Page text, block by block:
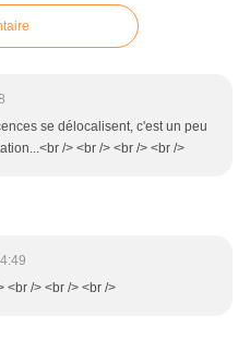
se délocalisent, c'est un peu
/> <br /> <br /> <br />
<br /> <br /> <br />